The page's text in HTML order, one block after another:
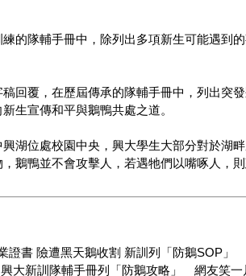
的隊輔手冊中，除列出多項新生可能遇到
稿回覆，在歷屆傳承的隊輔手冊中，列出突
生宣傳和平與鵝鴨共處之道。
興湖位處校園中央，興大學生大部分對於湖
鵝鴨並不會攻擊人，若遇牠們以嘴啄人，
證書 險遭黑天鵝收割 新訓列「防鵝SOP」
興大新訓隊輔手冊列「防鵝攻略」 網友笑一